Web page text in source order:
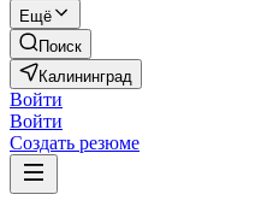
Ещё
Поиск
Калининград
Войти
Войти
Создать резюме